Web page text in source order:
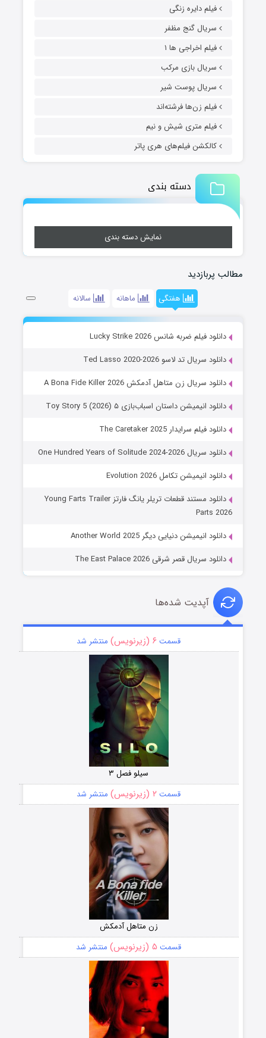
فیلم دایره زنگی
سریال گنج مظفر
فیلم اخراجی ها ۱
سریال بازی مرکب
سریال پوست شیر
فیلم زن‌ها فرشته‌اند
فیلم متری شیش و نیم
کالکشن فیلم‌های هری پاتر
دسته بندی
نمایش دسته بندی
مطالب پربازدید
هفتگی ماهانه سالانه
دانلود فیلم ضربه شانس Lucky Strike 2026
دانلود سریال تد لاسو Ted Lasso 2020-2026
دانلود سریال زن متاهل آدمکش A Bona Fide Killer 2026
دانلود انیمیشن داستان اسباب‌بازی ۵ Toy Story 5 (2026)
دانلود فیلم سرایدار The Caretaker 2025
دانلود سریال One Hundred Years of Solitude 2024-2026
دانلود انیمیشن تکامل Evolution 2026
دانلود مستند قطعات تریلر یانگ فارتز Young Farts Trailer
Parts 2026
دانلود انیمیشن دنیایی دیگر Another World 2025
دانلود سریال قصر شرقی The East Palace 2026
آپدیت شده‌ها
قسمت ۶ (زیرنویس) منتشر شد
سیلو فصل ۳
قسمت ۲ (زیرنویس) منتشر شد
زن متاهل آدمکش
قسمت ۵ (زیرنویس) منتشر شد